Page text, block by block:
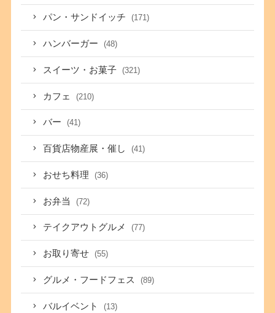
パン・サンドイッチ (171)
ハンバーガー (48)
スイーツ・お菓子 (321)
カフェ (210)
バー (41)
百貨店物産展・催し (41)
おせち料理 (36)
お弁当 (72)
テイクアウトグルメ (77)
お取り寄せ (55)
グルメ・フードフェス (89)
バルイベント (13)